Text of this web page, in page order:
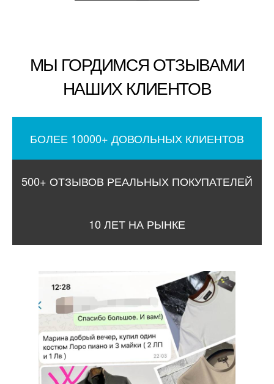
МЫ ГОРДИМСЯ ОТЗЫВАМИ
НАШИХ КЛИЕНТОВ
БОЛЕЕ 10000+ ДОВОЛЬНЫХ КЛИЕНТОВ
500+ ОТЗЫВОВ РЕАЛЬНЫХ ПОКУПАТЕЛЕЙ
10 ЛЕТ НА РЫНКЕ